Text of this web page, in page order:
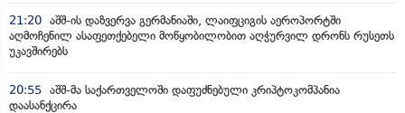
21:20 აშშ-ის დაზვერვა გერმანიაში, ლაიფციგის აეროპორტში
აღმოჩენილ ასაფეთქებელი მოწყობილობით აღჭურვილ დრონს რუსეთს
უკავშირებს
20:55 აშშ-მა საქართველოში დაფუძნებული კრიპტოკომპანია
დაასანქცირა